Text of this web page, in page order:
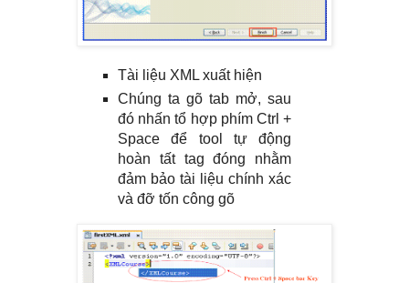
Tài liệu XML xuất hiện
Chúng ta gõ tab mở, sau
đó nhấn tổ hợp phím Ctrl +
Space để tool tự động
hoàn tất tag đóng nhằm
đảm bảo tài liệu chính xác
và đỡ tốn công gõ